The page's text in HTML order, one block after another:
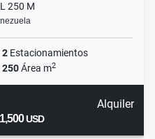
250 M
2 Estacionamientos
250Área m2
Alquiler
USD